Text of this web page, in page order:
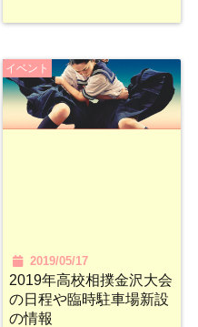
イベント
2019/05/17
2019年高校相撲金沢大会
の日程や臨時駐車場新設
の情報